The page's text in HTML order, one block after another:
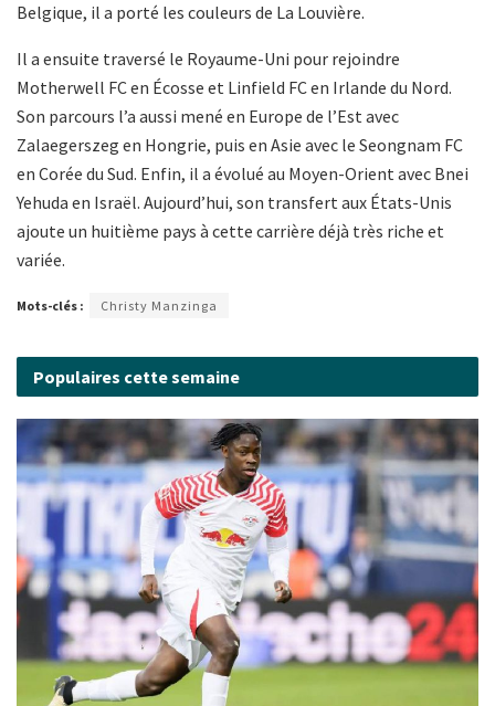
Belgique, il a porté les couleurs de La Louvière.
Il a ensuite traversé le Royaume-Uni pour rejoindre
Motherwell FC en Écosse et Linfield FC en Irlande du Nord.
Son parcours l’a aussi mené en Europe de l’Est avec
Zalaegerszeg en Hongrie, puis en Asie avec le Seongnam FC
en Corée du Sud. Enfin, il a évolué au Moyen-Orient avec Bnei
Yehuda en Israël. Aujourd’hui, son transfert aux États-Unis
ajoute un huitième pays à cette carrière déjà très riche et
variée.
Mots-clés : Christy Manzinga
Populaires cette semaine